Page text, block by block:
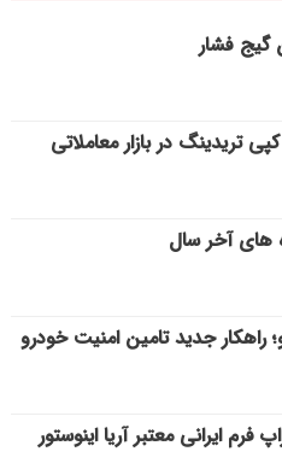
گیج فشار
تریدینگ در بازار معاملاتی
های آخر سال
جدید تامین امنیت خودرو
ایرانی معتبر آریا اینوستور